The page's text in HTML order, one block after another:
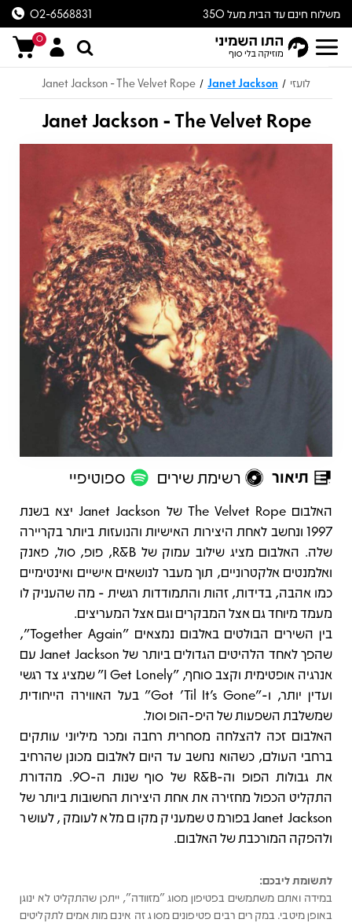
משלוח חינם עד הבית מעל 350
ש״ח
02-6568831
0
לועזי /
Janet Jackson
/
Janet Jackson - The Velvet Rope
Janet Jackson - The Velvet Rope
תיאור רשימת שירים ספוטיפיי
תיאור
האלבום The Velvet Rope של Janet Jackson יצא בשנת
1997 ונחשב לאחת היצירות האישיות והנועזות ביותר בקריירה
שלה. האלבום מציג שילוב עמוק של R&B, פופ, סול, פאנק
ואלמנטים אלקטרוניים, תוך מעבר לנושאים אישיים ואינטימיים
כמו אהבה, בדידות, זהות והתמודדות רגשית - מה שהעניק לו
מעמד מיוחד גם אצל המבקרים וגם אצל המעריצים.
בין השירים הבולטים באלבום נמצאים "Together Again",
שהפך לאחד הלהיטים הגדולים ביותר של Janet Jackson עם
אנרגיה אופטימית וקצב סוחף, "I Get Lonely" שמציג צד רגשי
ועדין יותר, ו-"Got 'Til It's Gone" בעל האווירה הייחודית
שמשלבת השפעות של היפ-הופ וסול.
האלבום זכה להצלחה מסחרית רחבה ומכר מיליוני עותקים
ברחבי העולם, כשהוא נחשב עד היום לאלבום מכונן שהרחיב
את גבולות הפופ וה-R&B של סוף שנות ה-90. מהדורת
התקליט הכפול מחזירה את אחת היצירות החשובות ביותר של
Janet Jackson בפורמט שמעניק מקום מלא לעומק, לעושר
ולהפקה המורכבת של האלבום.
לתשומת ליבכם:
במידה ואתם משתמשים בפטיפון מסוג "מזוודה", ייתכן שהתקליט לא ינוגן
באופן מיטבי. במקרים רבים פטיפונים מסוג זה אינם מותאמים לתקליטים